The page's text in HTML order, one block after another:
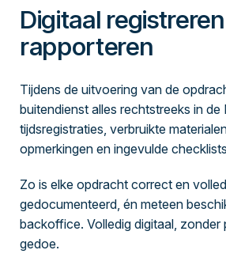
Digitaal
rapporteren
Tijdens de uitvoering van de
buitendienst alles rechtstreeks in de
tijdsregistraties, verbruikte
opmerkingen en ingevulde
Zo is elke opdracht correct en
gedocumenteerd, én meteen
backoffice. Volledig digitaal, zonder
gedoe.